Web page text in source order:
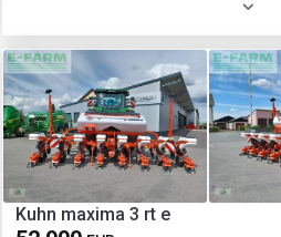
Kuhn maxima 3 rt e